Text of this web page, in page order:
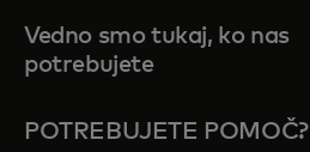
Vedno smo tukaj, ko nas
potrebujete
POTREBUJETE POMOČ?